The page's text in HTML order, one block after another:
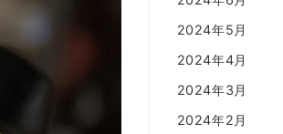
2024年5月
2024年4月
2024年3月
2024年2月